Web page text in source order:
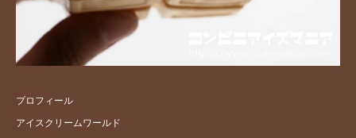
プロフィール
アイスクリームワールド